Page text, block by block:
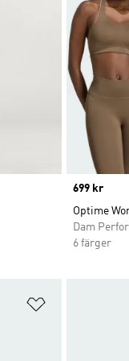
Price
699 kr
Optime
Dam
6 färger